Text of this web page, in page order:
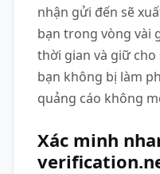
nhận gửi đến sẽ
bạn trong vòng vài
thời gian và giữ cho
bạn không bị làm
quảng cáo không
Xác minh